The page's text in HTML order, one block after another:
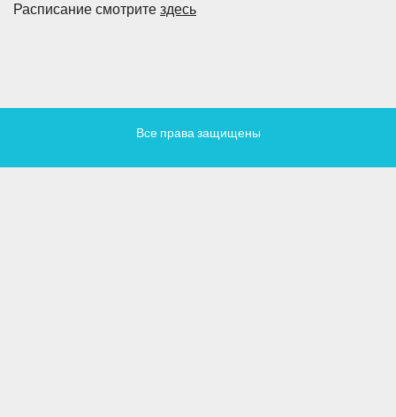
Расписание смотрите здесь
Все права защищены